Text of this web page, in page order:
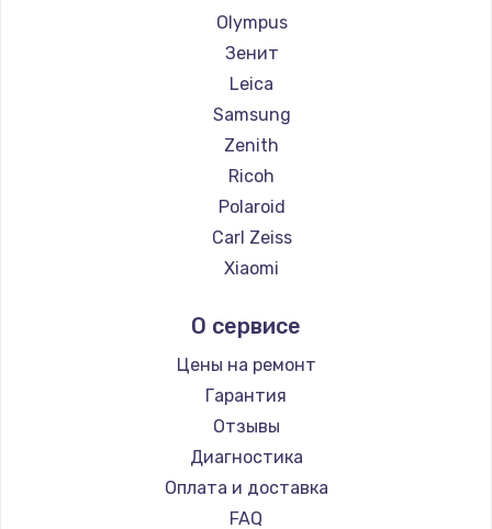
Olympus
Зенит
Leica
Samsung
Zenith
Ricoh
Polaroid
Carl Zeiss
Xiaomi
Kodak
Blackmagic
О сервисе
Цены на ремонт
Гарантия
Отзывы
Диагностика
Оплата и доставка
FAQ